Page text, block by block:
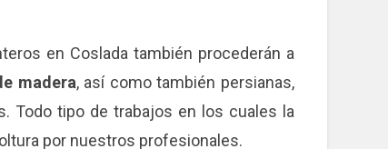
en Coslada también procederán a
madera, así como también persianas,
Todo tipo de trabajos en los cuales la
por nuestros profesionales.